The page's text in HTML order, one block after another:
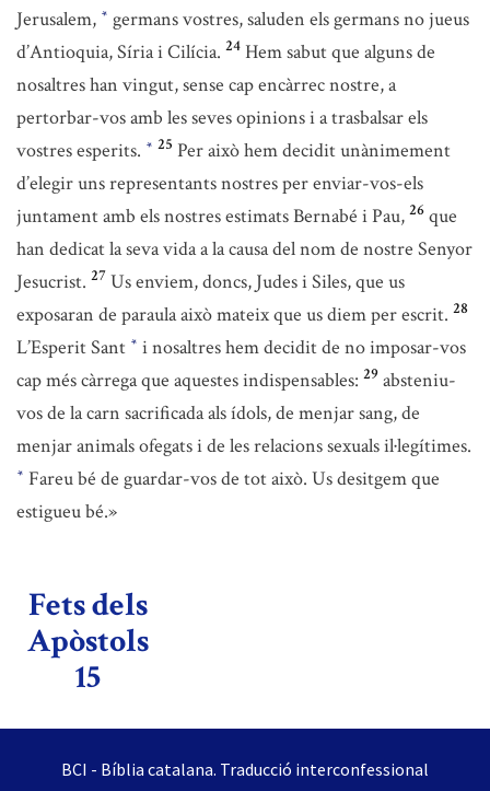
Jerusalem, * germans vostres, saluden els germans no jueus
d’Antioquia, Síria i Cilícia. 24 Hem sabut que alguns de
nosaltres han vingut, sense cap encàrrec nostre, a
pertorbar-vos amb les seves opinions i a trasbalsar els
vostres esperits. * 25 Per això hem decidit unànimement
d’elegir uns representants nostres per enviar-vos-els
juntament amb els nostres estimats Bernabé i Pau, 26 que
han dedicat la seva vida a la causa del nom de nostre Senyor
Jesucrist. 27 Us enviem, doncs, Judes i Siles, que us
exposaran de paraula això mateix que us diem per escrit. 28
L’Esperit Sant * i nosaltres hem decidit de no imposar-vos
cap més càrrega que aquestes indispensables: 29 absteniu-
vos de la carn sacrificada als ídols, de menjar sang, de
menjar animals ofegats i de les relacions sexuals il·legítimes.
* Fareu bé de guardar-vos de tot això. Us desitgem que
estigueu bé.»
Fets dels
Apòstols
15
BCI - Bíblia catalana. Traducció interconfessional